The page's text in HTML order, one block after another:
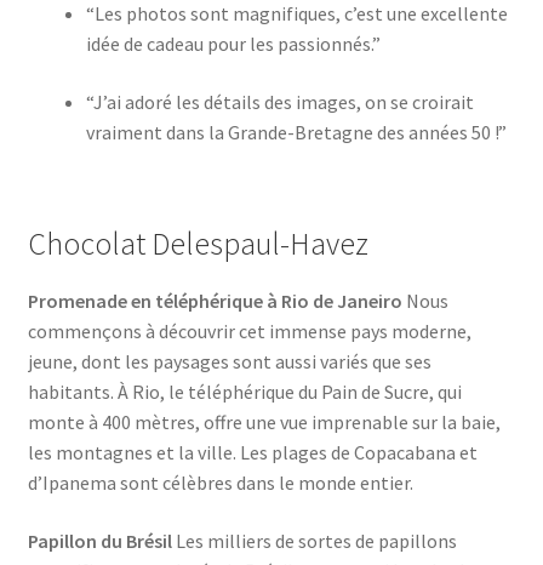
“Les photos sont magnifiques, c’est une excellente
idée de cadeau pour les passionnés.”
“J’ai adoré les détails des images, on se croirait
vraiment dans la Grande-Bretagne des années 50 !”
Chocolat Delespaul-Havez
Promenade en téléphérique à Rio de Janeiro Nous
commençons à découvrir cet immense pays moderne,
jeune, dont les paysages sont aussi variés que ses
habitants. À Rio, le téléphérique du Pain de Sucre, qui
monte à 400 mètres, offre une vue imprenable sur la baie,
les montagnes et la ville. Les plages de Copacabana et
d’Ipanema sont célèbres dans le monde entier.
Papillon du BrésilLes milliers de sortes de papillons